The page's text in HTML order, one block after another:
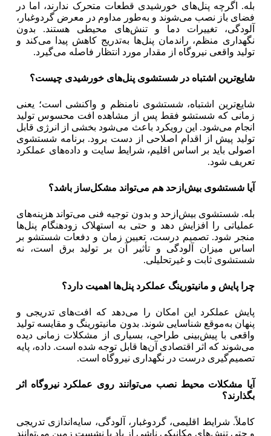
بله. اگرچه پنل‌های خورشیدی قطعات متحرک ندارند، اما در
فضای باز نصب می‌شوند و به‌طور مداوم در معرض گردوغبار،
آلودگی، تغییرات دما و تنش‌های محیطی هستند. بدون
نگهداری منظم، راندمان پنل‌ها به‌تدریج کاهش پیدا می‌کند و
تولید واقعی نیروگاه از مقدار مورد انتظار فاصله می‌گیرد.
شایع‌ترین اشتباه در شستشوی پنل‌های خورشیدی چیست؟
شایع‌ترین اشتباه، شستشوی نامنظم و واکنشی است؛ یعنی
زمانی که شستشو فقط پس از مشاهده افت محسوس تولید
انجام می‌شود. این رویکرد باعث می‌شود بخشی از انرژی قابل
تولید پیش از اقدام اصلاحی از دست برود. برنامه شستشوی
اصولی باید بر اساس اقلیم، شرایط سایت و داده‌های عملکرد
تعریف شود.
آیا شستشوی بیش‌ازحد هم می‌تواند مشکل‌ساز باشد؟
بله. شستشوی بیش‌ازحد و بدون توجیه فنی می‌تواند هزینه‌های
عملیاتی را افزایش دهد و حتی به استهلاک زودهنگام پنل‌ها
منجر شود. تصمیم درست، تعیین زمان و دفعات شستشو بر
اساس میزان آلودگی و تأثیر آن بر تولید برق است، نه
شستشوی ثابت و غیرتحلیلی.
چرا پایش و مانیتورینگ عملکرد پنل‌ها اهمیت دارد؟
پایش عملکرد این امکان را می‌دهد که افت‌های تدریجی و
پنهان به‌موقع شناسایی شوند. بدون مانیتورینگ و مقایسه تولید
واقعی با پیش‌بینی طراحی، بسیاری از مشکلات زمانی دیده
می‌شوند که اثر اقتصادی آن‌ها قابل توجه شده است. داده، پایه
تصمیم‌گیری درست در نگهداری نیروگاه است.
آیا مشکلات محیط نصب می‌توانند روی عملکرد نیروگاه اثر
بگذارند؟
کاملاً. شرایط اقلیمی، گردوغبار، آلودگی، سایه‌اندازی تدریجی
و حتی تنش‌های مکانیکی ناشی از باد یا نشست زمین می‌توانند